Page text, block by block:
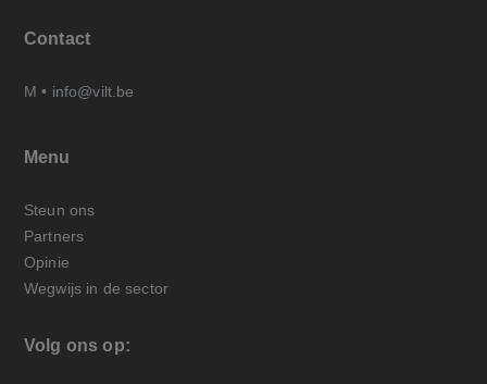
Contact
M • info@vilt.be
Menu
Steun ons
Partners
Opinie
Wegwijs in de sector
Volg ons op: